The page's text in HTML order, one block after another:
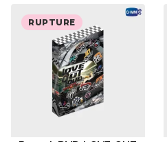
RUPTURE